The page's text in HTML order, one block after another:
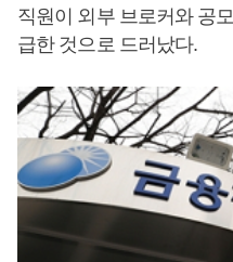
직원이 외부 브로커와 공
급한 것으로 드러났다.